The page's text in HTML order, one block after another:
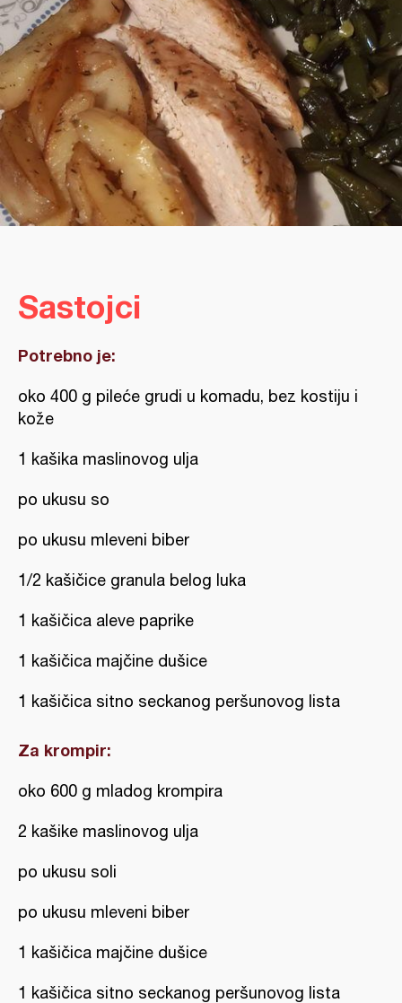
Sastojci
Potrebno je:
oko 400 g pileće grudi u komadu, bez kostiju i
kože
1 kašika maslinovog ulja
po ukusu so
po ukusu mleveni biber
1/2 kašičice granula belog luka
1 kašičica aleve paprike
1 kašičica majčine dušice
1 kašičica sitno seckanog peršunovog lista
Za krompir:
oko 600 g mladog krompira
2 kašike maslinovog ulja
po ukusu soli
po ukusu mleveni biber
1 kašičica majčine dušice
1 kašičica sitno seckanog peršunovog lista